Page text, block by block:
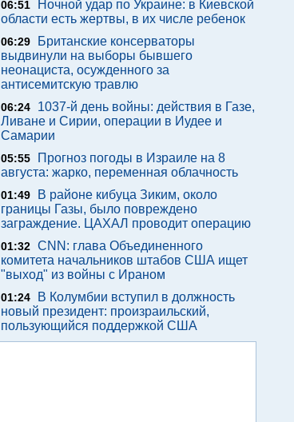
06:51
Ночной удар по Украине: в Киевской
области есть жертвы, в их числе ребенок
06:29
Британские консерваторы
выдвинули на выборы бывшего
неонациста, осужденного за
антисемитскую травлю
06:24
1037-й день войны: действия в Газе,
Ливане и Сирии, операции в Иудее и
Самарии
05:55
Прогноз погоды в Израиле на 8
августа: жарко, переменная облачность
01:49
В районе кибуца Зиким, около
границы Газы, было повреждено
заграждение. ЦАХАЛ проводит операцию
01:32 CNN: глава Объединенного
комитета начальников штабов США ищет
"выход" из войны с Ираном
01:24
В Колумбии вступил в должность
новый президент: произраильский,
пользующийся поддержкой США